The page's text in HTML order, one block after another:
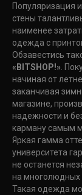
Популяризация
стены
наименее
одежда с
Обзавестись
«BITSHOP!» .
начиная от
заканчивая
магазине,
надежности и
карману самым
Яркая гамма
университета
не останется
на многолюдных
Такая одежда